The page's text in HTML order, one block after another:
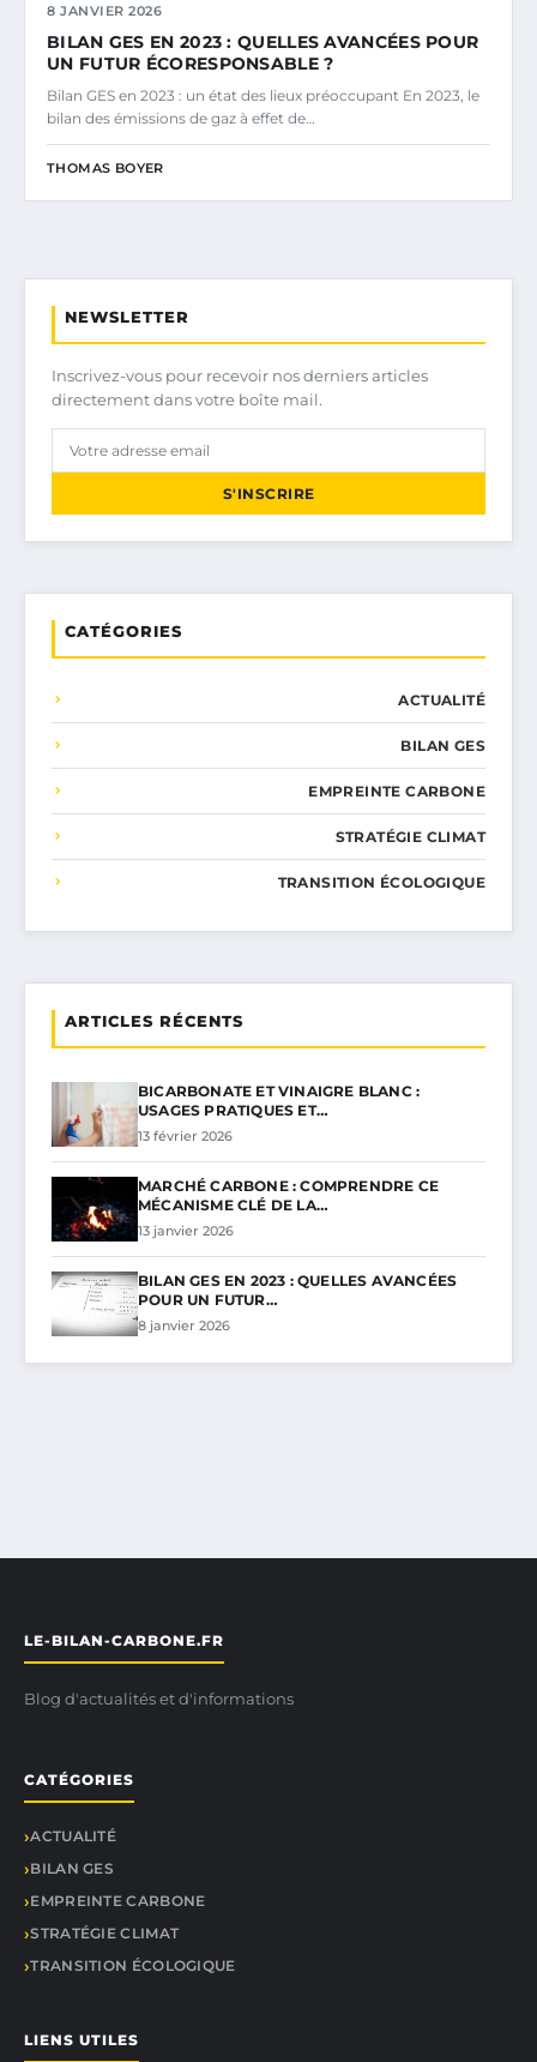
8 JANVIER 2026
BILAN GES EN 2023 : QUELLES AVANCÉES POUR
UN FUTUR ÉCORESPONSABLE ?
Bilan GES en 2023 : un état des lieux préoccupant En 2023, le
bilan des émissions de gaz à effet de…
THOMAS BOYER
NEWSLETTER
Inscrivez-vous pour recevoir nos derniers articles
directement dans votre boîte mail.
S'INSCRIRE
CATÉGORIES
ACTUALITÉ
BILAN GES
EMPREINTE CARBONE
STRATÉGIE CLIMAT
TRANSITION ÉCOLOGIQUE
ARTICLES RÉCENTS
BICARBONATE ET VINAIGRE BLANC :
USAGES PRATIQUES ET…
13 février 2026
MARCHÉ CARBONE : COMPRENDRE CE
MÉCANISME CLÉ DE LA…
13 janvier 2026
BILAN GES EN 2023 : QUELLES AVANCÉES
POUR UN FUTUR…
8 janvier 2026
LE-BILAN-CARBONE.FR
Blog d'actualités et d'informations
CATÉGORIES
ACTUALITÉ
BILAN GES
EMPREINTE CARBONE
STRATÉGIE CLIMAT
TRANSITION ÉCOLOGIQUE
LIENS UTILES